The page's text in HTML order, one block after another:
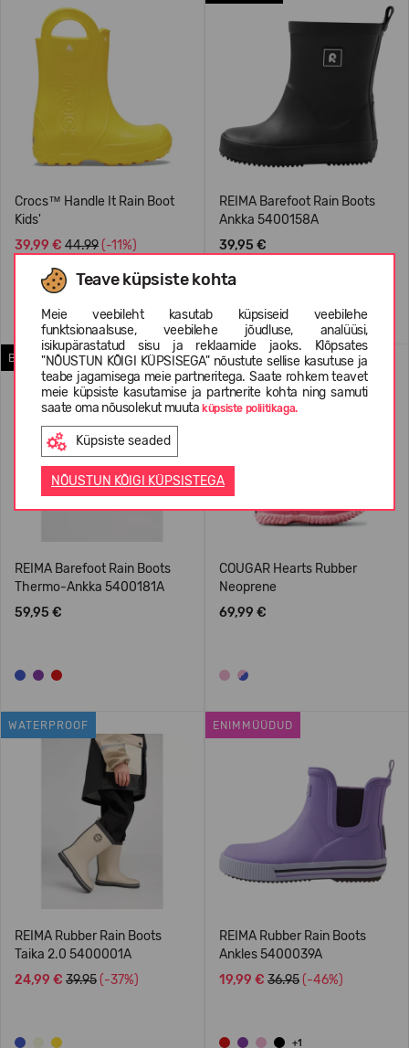
Teave küpsiste kohta
Meie veebileht kasutab küpsiseid veebilehe
funktsionaalsuse, veebilehe jõudluse, analüüsi,
isikupärastatud sisu ja reklaamide jaoks. Klõpsates
"NÕUSTUN KÕIGI KÜPSISEGA" nõustute sellise kasutuse ja
teabe jagamisega meie partneritega. Saate rohkem teavet
meie küpsiste kasutamise ja partnerite kohta ning samuti
saate oma nõusolekut muutaküpsiste poliitikaga.
Küpsiste seaded
NÕUSTUN KÕIGI KÜPSISTEGA
Crocs™ Handle It Rain Boot
Kids'
39,99 € 44.99 (-11%)
REIMA Barefoot Rain Boots
Ankka 5400158A
39,95 €
BAREFOOT
REIMA Barefoot Rain Boots
Thermo-Ankka 5400181A
59,95 €
COUGAR Hearts Rubber
Neoprene
69,99 €
WATERPROOF
REIMA Rubber Rain Boots
Taika 2.0 5400001A
24,99 € 39.95 (-37%)
ENIMMÜÜDUD
REIMA Rubber Rain Boots
Ankles 5400039A
19,99 € 36.95 (-46%)
+1